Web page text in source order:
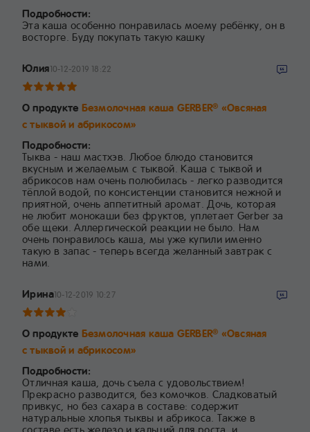
Подробности:
Эта каша особенно понравилась моему ребёнку, он в
восторге. Буду покупать такую кашку
Юлия10-12-2019 18:22
О продукте Безмолочная каша GERBER® «Овсяная
с тыквой и абрикосом»
Подробности:
Тыква - наш мастхэв. Любое блюдо становится
вкусным и желаемым с тыквой. Каша с тыквой и
абрикосов нам очень полюбилась - легко разводится
тёплой водой, по консистенции становится нежной и
приятной, очень аппетитный аромат. Дочь, которая
не любит монокаши без фруктов, уплетает Gerber за
обе щеки. Аллергической реакции не было. Нам
очень понравилось каша, мы уже купили именно
такую в запас - теперь всегда желанный завтрак с
нами.
Ирина10-12-2019 10:27
О продукте Безмолочная каша GERBER® «Овсяная
с тыквой и абрикосом»
Подробности:
Отличная каша, дочь съела с удовольствием!
Прекрасно разводится, без комочков. Сладковатый
привкус, но без сахара в составе: содержит
натуральные хлопья тыквы и абрикоса. Также в
составе есть железо и кальций для роста, и